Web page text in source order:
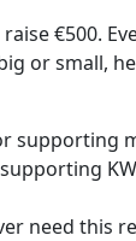
€500.
or small,
supporting
need this